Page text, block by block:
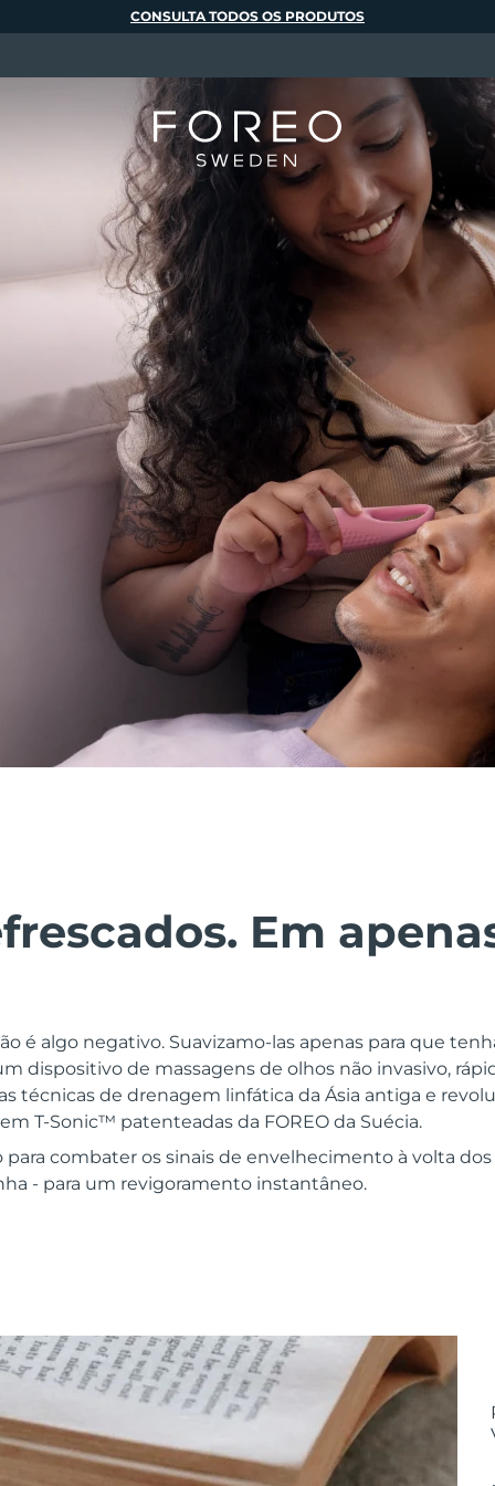
Em
é algo negativo. Suavizamo-las apenas para que
dispositivo de massagens de olhos não invasivo,
técnicas de drenagem linfática da Ásia antiga e
T-Sonic™ patenteadas da FOREO da Suécia.
combater os sinais de envelhecimento à volta dos
- para um revigoramento instantâneo.
CONSULTA TODOS OS PRODUTOS